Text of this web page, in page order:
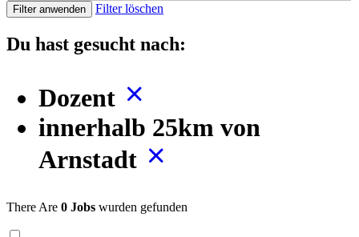
Filter anwenden Filter löschen
Du hast gesucht nach:
Dozent
innerhalb 25km von
Arnstadt
There Are 0 Jobs wurden gefunden